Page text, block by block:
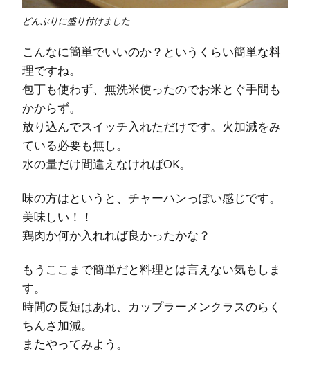
どんぶりに盛り付けました
こんなに簡単でいいのか？というくらい簡単な料
理ですね。
包丁も使わず、無洗米使ったのでお米とぐ手間も
かからず。
放り込んでスイッチ入れただけです。火加減をみ
ている必要も無し。
水の量だけ間違えなければOK。
味の方はというと、チャーハンっぽい感じです。
美味しい！！
鶏肉か何か入れれば良かったかな？
もうここまで簡単だと料理とは言えない気もしま
す。
時間の長短はあれ、カップラーメンクラスのらく
ちんさ加減。
またやってみよう。